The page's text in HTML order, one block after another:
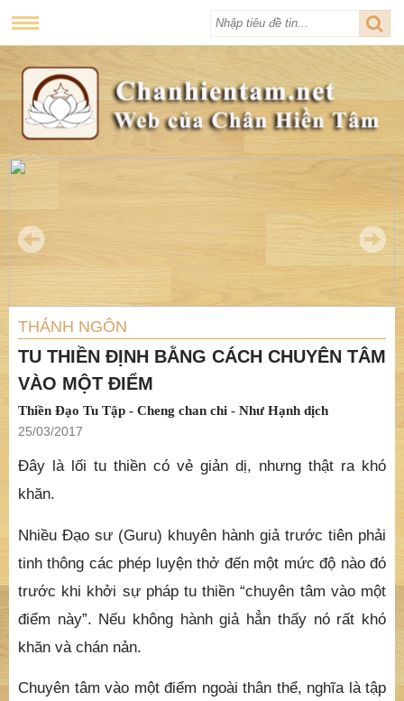
THÁNH NGÔN
TU THIỀN ĐỊNH BẰNG CÁCH CHUYÊN TÂM
VÀO MỘT ĐIỂM
Thiền Đạo Tu Tập - Cheng chan chi - Như Hạnh dịch
25/03/2017
Đây là lối tu thiền có vẻ giản dị, nhưng thật ra khó
khăn.
Nhiều Đạo sư (Guru) khuyên hành giả trước tiên phải
tinh thông các phép luyện thở đến một mức độ nào đó
trước khi khởi sự pháp tu thiền “chuyên tâm vào một
điểm này”. Nếu không hành giả hẳn thấy nó rất khó
khăn và chán nản.
Chuyên tâm vào một điểm ngoài thân thể, nghĩa là tập